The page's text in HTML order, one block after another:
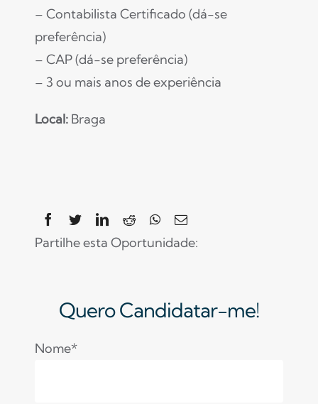
– Contabilista Certificado (dá-se
preferência)
– CAP (dá-se preferência)
– 3 ou mais anos de experiência
Local: Braga
Partilhe esta Oportunidade:
Quero Candidatar-me!
Nome*